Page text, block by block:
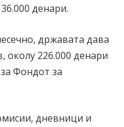
денари.
државата дава
околу 226.000 денари
Фондот за
дневници и